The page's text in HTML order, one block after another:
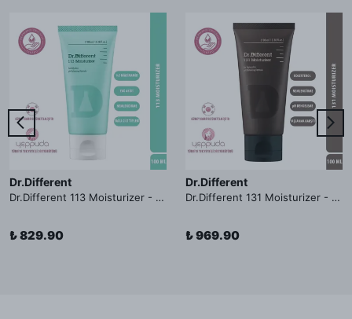
Dr.Different
Dr.Different 113 Moisturizer - Yağlı ve Hassas Cilt Tipleri İçin Yağ Asidi İçerikli Nemlendirici Krem
₺ 829.90
Dr.Different
Dr.Different 131 Moisturizer - Yaşlanma ve Kırışıklık Karşıtı Kolesterol İçerikli Nemlendirici Krem
₺ 969.90